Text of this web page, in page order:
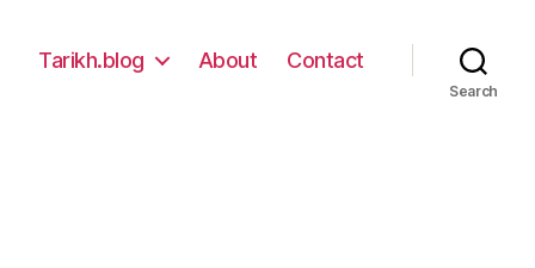
Tarikh.blog About Contact
Search